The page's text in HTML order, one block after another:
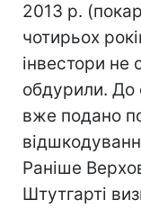
2013 р.
чотирьох
інвестори не
обдурили. До
вже подано
Раніше
Штутгарті